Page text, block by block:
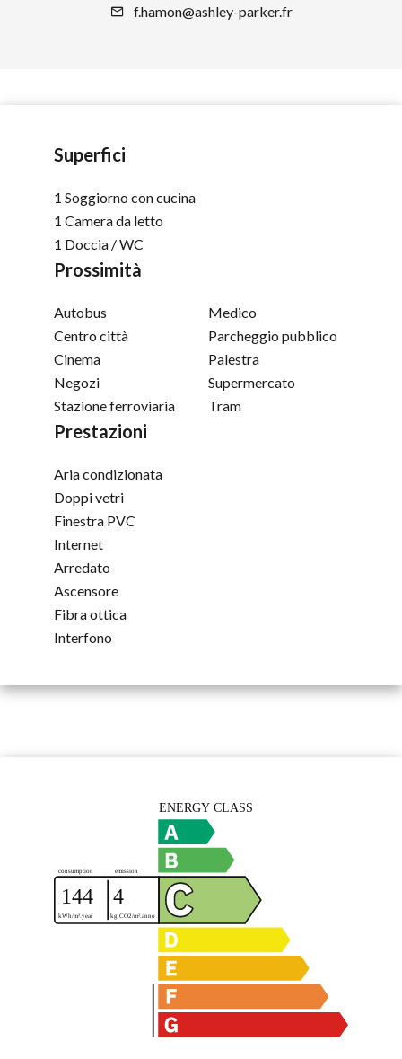
f.hamon@ashley-parker.fr
Superfici
1 Soggiorno con cucina
1 Camera da letto
1 Doccia / WC
Prossimità
Autobus
Centro città
Cinema
Negozi
Stazione ferroviaria
Medico
Parcheggio pubblico
Palestra
Supermercato
Tram
Prestazioni
Aria condizionata
Doppi vetri
Finestra PVC
Internet
Arredato
Ascensore
Fibra ottica
Interfono